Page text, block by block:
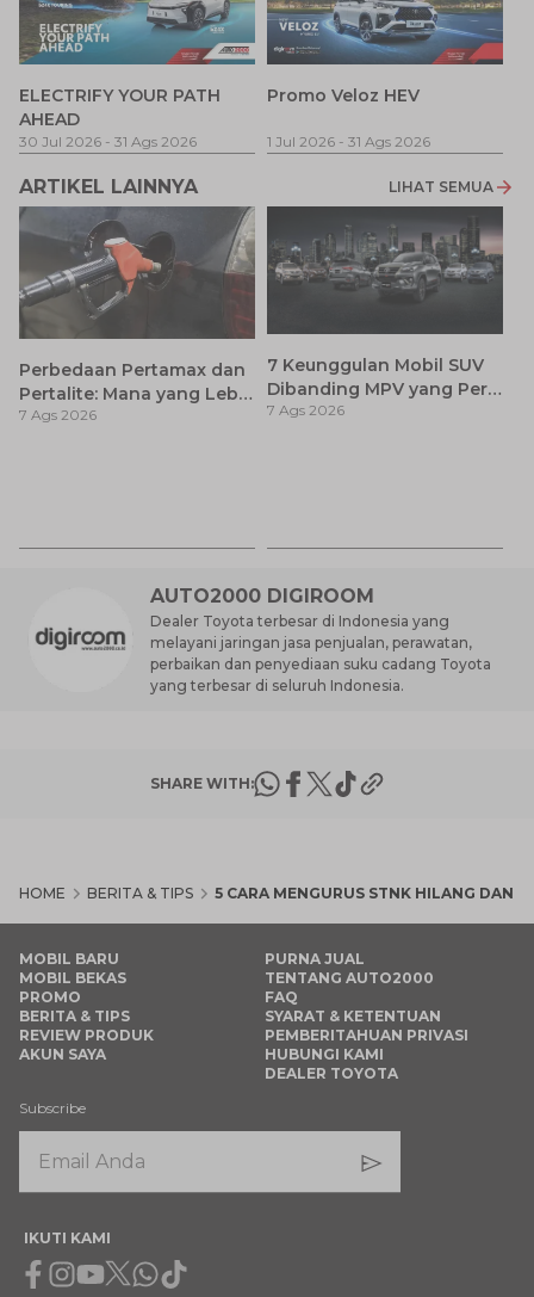
ELECTRIFY YOUR PATH
AHEAD
30 Jul 2026 - 31 Ags 2026
Promo Veloz HEV
1 Jul 2026 - 31 Ags 2026
ARTIKEL LAINNYA LIHAT SEMUA
Perbedaan Pertamax dan
Pertalite: Mana yang Lebih
Baik untuk Mobil Toyota
7 Ags 2026
7 Keunggulan Mobil SUV
Dibanding MPV yang Perlu
Anda Ketahui
7 Ags 2026
AUTO2000 DIGIROOM
Dealer Toyota terbesar di Indonesia yang
melayani jaringan jasa penjualan, perawatan,
perbaikan dan penyediaan suku cadang Toyota
yang terbesar di seluruh Indonesia.
SHARE WITH:
HOME BERITA & TIPS 5 CARA MENGURUS STNK HILANG DAN
MOBIL BARU
MOBIL BEKAS
PROMO
BERITA & TIPS
REVIEW PRODUK
AKUN SAYA
PURNA JUAL
TENTANG AUTO2000
FAQ
SYARAT & KETENTUAN
PEMBERITAHUAN PRIVASI
HUBUNGI KAMI
DEALER TOYOTA
Subscribe
IKUTI KAMI
Facebook
Instagram
Youtube
X Whatsapp
Tiktok